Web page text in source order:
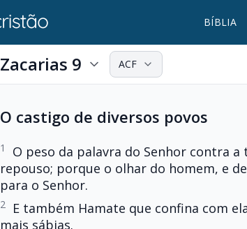
BÍBLIA
Zacarias 9 ACF
O castigo de diversos povos
1
O peso da palavra do Senhor contra a
repouso; porque o olhar do homem, e
para o Senhor.
2
E também Hamate que confina com
mais sábias.